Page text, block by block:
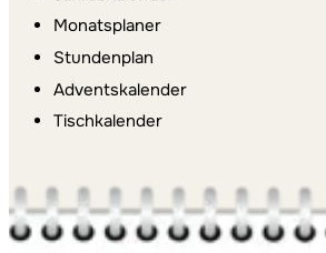
Monatsplaner
Stundenplan
Adventskalender
Tischkalender